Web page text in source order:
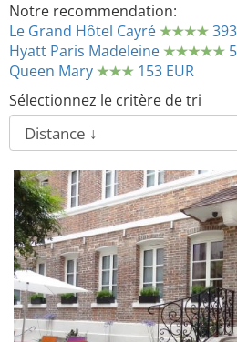
Notre recommendation:
Le Grand Hôtel Cayré
Hyatt Paris Madeleine
Queen Mary
153 EUR
Sélectionnez le critère de tri